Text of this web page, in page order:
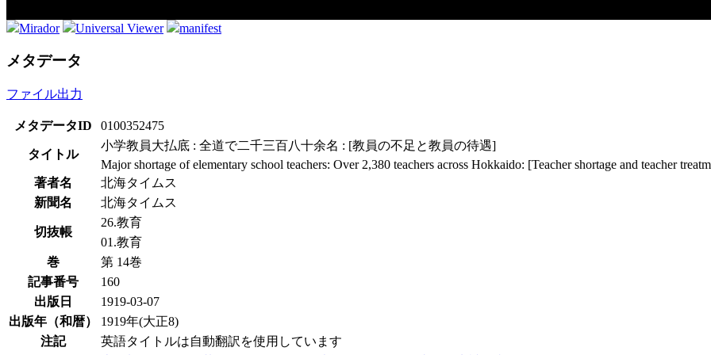
Mirador Universal Viewer manifest
メタデータ
ファイル出力
メタデータID 0100352475
タイトル
小学教員大払底 : 全道で二千三百八十余名 : [教員の不足と教員の待遇]
Major shortage of elementary school teachers: Over 2,380 teachers across Hokkaido: [Teacher shortage and teacher
著者名
北海タイムス
新聞名
北海タイムス
切抜帳
26.教育
01.教育
巻
第 14巻
記事番号
160
出版日
1919-03-07
出版年（和暦）
1919年(大正8)
注記
英語タイトルは自動翻訳を使用しています